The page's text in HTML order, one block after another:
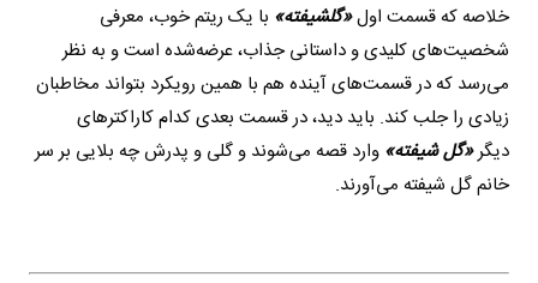
خلاصه که قسمت اول«گلشیفته» با یک ریتم خوب، معرفی
شخصیت‌های کلیدی و داستانی جذاب، عرضه‌شده است و به نظر
می‌رسد که در قسمت‌های آینده هم با همین رویکرد بتواند مخاطبان
زیادی را جلب کند. باید دید، در قسمت بعدی کدام کاراکترهای
دیگر«گل شیفته» وارد قصه می‌شوند و گلی و پدرش چه بلایی بر سر
خانم گل شیفته می‌آورند.